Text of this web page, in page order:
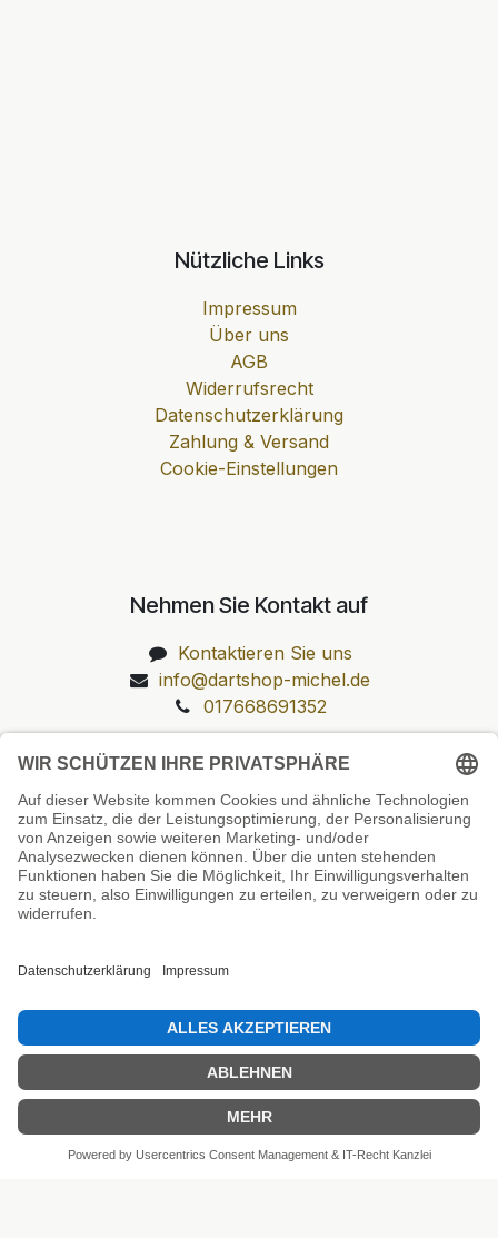
Nützliche Links
Impressum
Über uns
AGB
Widerrufsrecht
Datenschutzerklärung
Zahlung & Versand
Cookie-Einstellungen
Nehmen Sie Kontakt auf
Kontaktieren Sie uns
info@dartshop-michel.de
017668691352
Unsere Prüfsiegel